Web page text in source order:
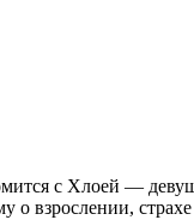
с Хлоей —
взрослении,